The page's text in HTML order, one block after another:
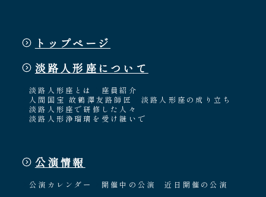
トップページ
淡路人形座について
淡路人形座とは
座員紹介
人間国宝 故鶴澤友路師匠
淡路人形座の成り立ち
淡路人形座で研修した人々
淡路人形浄瑠璃を受け継いで
公演情報
公演カレンダー 開催中の公演 近日開催の公演